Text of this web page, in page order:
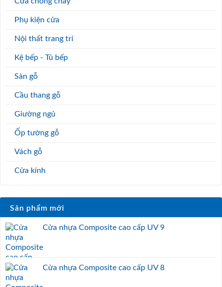
Phụ kiện cửa
Nội thất trang trí
Kệ bếp - Tủ bếp
Sàn gỗ
Cầu thang gỗ
Giường ngủ
Ốp tường gỗ
Vách gỗ
Cửa kính
Sản phẩm mới
Cửa nhựa Composite cao cấp UV 9
Cửa nhựa Composite cao cấp UV 8